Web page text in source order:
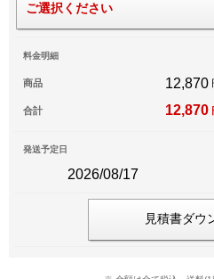
ご選択ください
料金明細
商品 12,870
合計 12,870
発送予定日
2026/08/17
見積書ダウ